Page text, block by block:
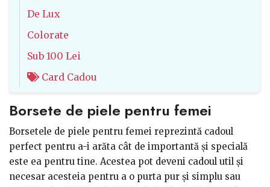
De Lux
Colorate
Sub 100 Lei
Card Cadou
Borsete de piele pentru femei
Borsetele de piele pentru femei reprezintă cadoul
perfect pentru a-i arăta cât de importantă și specială
este ea pentru tine. Acestea pot deveni cadoul util și
necesar acesteia pentru a o purta pur și simplu sau